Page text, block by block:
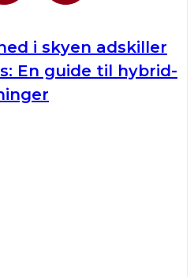
i skyen adskiller
En guide til hybrid-